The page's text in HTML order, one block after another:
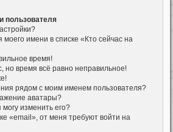
пользователя
моего имени в списке «Кто сейчас на
время!
но время всё равно неправильное!
рядом с моим именем пользователя?
аватары?
могу изменить его?
«email», от меня требуют войти на